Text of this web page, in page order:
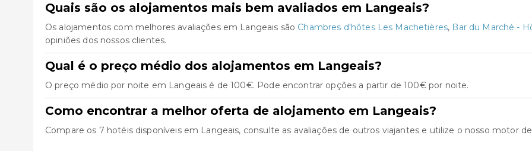
Quais são os alojamentos mais bem avaliados em Langeais?
Os alojamentos com melhores avaliações em Langeais são Chambres d'hôtes Les Machetières, Bar du Marché -
opiniões dos nossos clientes.
Qual é o preço médio dos alojamentos em Langeais?
O preço médio por noite em Langeais é de 100€. Pode encontrar opções a partir de 100€ por noite.
Como encontrar a melhor oferta de alojamento em Langeais?
Compare os 7 hotéis disponíveis em Langeais, consulte as avaliações de outros viajantes e utilize o nosso motor